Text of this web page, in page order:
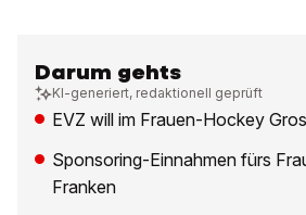
Darum gehts
KI-generiert, redaktionell geprüft
EVZ will im Frauen-Hockey
Sponsoring-Einnahmen fürs
Franken